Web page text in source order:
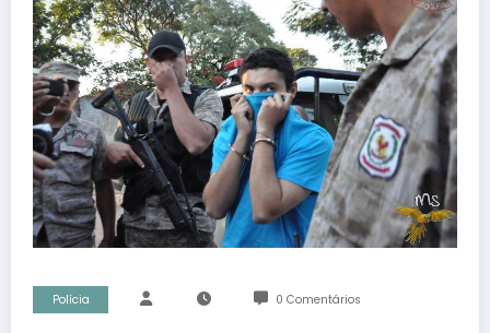
Polícia 0 Comentários